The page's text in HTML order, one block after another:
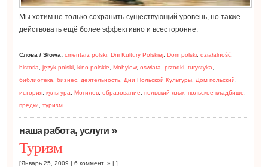
Мы хотим не только сохранить существующий уровень, но также
действовать ещё более эффективно и всесторонне.
Слова / Słowa: cmentarz polski ,Dni Kultury Polskiej ,Dom polski ,działalność
historia
,język polski ,kino polskie ,Mohylew,oswiata ,przodki ,turystyka
библиотека
,бизнес деятельность Дни Польской Культуры Дом польский
история ,культура ,Могилев ,образование ,польский язык ,польское кладбище
предки
,туризм
наша работа, услуги »
Туризм
[Январь 25, 2009 |6 коммент. » | ]